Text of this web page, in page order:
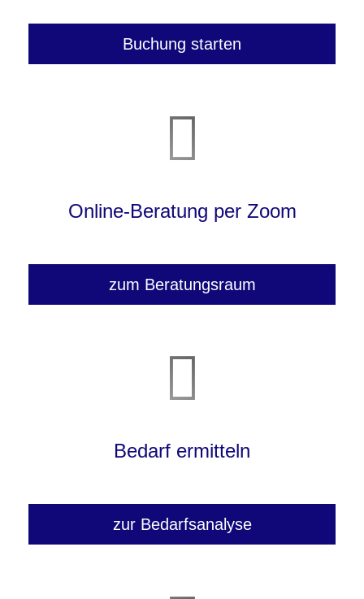
Buchung starten
Online-Beratung per Zoom
zum Beratungsraum
Bedarf ermitteln
zur Bedarfsanalyse